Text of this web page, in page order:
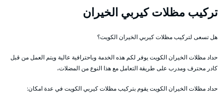
تركيب مظلات كيربي الخيران
هل تسعى لتركيب مظلات كيربي الخيران الكويت؟
حداد مظلات الخيران الكويت يوفر لكم هذه الخدمة وباحترافية عالية ويتم العمل من قبل
كادر محترف ومدرب على طريقة التعامل مع هذا النوع من المضلات،
حداد مظلات الخيران الكويت يقوم بتركيب مظلات كيربي الكويت في عدة امكان: